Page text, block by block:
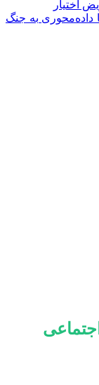
اختیار
داده‌محوری به جنگ